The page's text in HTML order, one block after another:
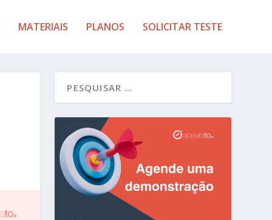
MATERIAIS PLANOS SOLICITAR TESTE